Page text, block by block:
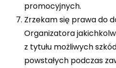
promocyjnych.
Zrzekam się prawa do
Organizatora
z tytułu możliwych
powstałych podczas